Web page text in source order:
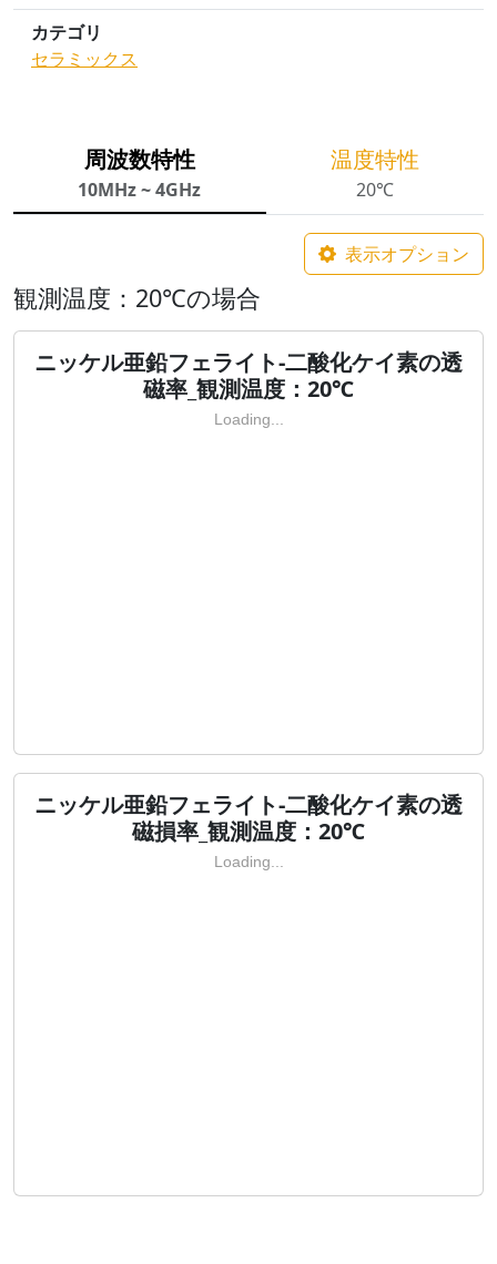
カテゴリ
セラミックス
周波数特性
10MHz ~ 4GHz
温度特性
20℃
表示オプション
観測温度：20℃の場合
ニッケル亜鉛フェライト-二酸化ケイ素の透
磁率_観測温度：20℃
Loading...
ニッケル亜鉛フェライト-二酸化ケイ素の透
磁損率_観測温度：20℃
Loading...